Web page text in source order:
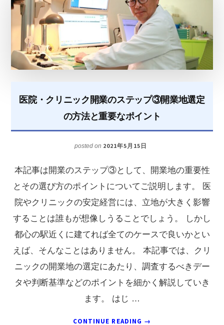
長
が
解
説！
ク
リ
ニ
ッ
｜
ッ
フ
研
修
で
押
さ
え
医院・クリニック開業のステップ③開業地選定
の方法と重要なポイント
posted on 2021年5月15日
本記事は開業のステップ③として、開業地の重要性
とその選び方のポイントについてご説明します。 医
院やクリニックの安定経営には、立地が大きく影響
することは誰もが想像しうることでしょう。 しかし
都心の駅近くに建てれば全てのケースで良いかとい
えば、そんなことはありません。 本記事では、クリ
ニックの開業地の選定にあたり、調査するべきデー
タや判断基準などのポイントを細かく解説していき
ます。 はじ …
CONTINUE READING ABOUT
→